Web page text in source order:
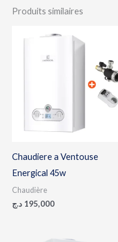
Produits similaires
Chaudiere a Ventouse
Energical 45w
Chaudière
195,000 د.ج